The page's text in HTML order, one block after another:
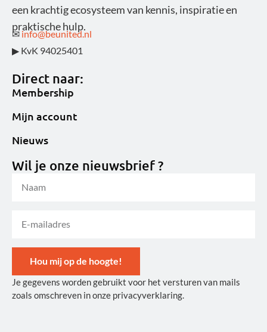
een krachtig ecosysteem van kennis, inspiratie en
praktische hulp.
✉ info@beunited.nl
▶ KvK 94025401
Direct naar:
Membership
Mijn account
Nieuws
Wil je onze nieuwsbrief ?
Hou mij op de hoogte!
Alternative:
Je gegevens worden gebruikt voor het versturen van mails
zoals omschreven in onze privacyverklaring.